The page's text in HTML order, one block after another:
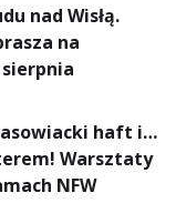
nad Wisłą.
na
haft i…
Warsztaty
NFW